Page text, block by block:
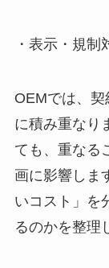
・表示・規制
OEMでは、
に積み重なり
ても、重なる
画に影響しま
いコスト」を
るのかを整理